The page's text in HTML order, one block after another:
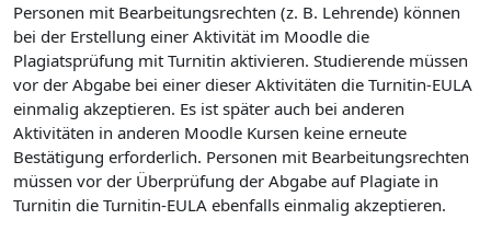
Personen mit Bearbeitungsrechten (z. B. Lehrende) können
bei der Erstellung einer Aktivität im Moodle die
Plagiatsprüfung mit Turnitin aktivieren. Studierende müssen
vor der Abgabe bei einer dieser Aktivitäten die Turnitin-EULA
einmalig akzeptieren. Es ist später auch bei anderen
Aktivitäten in anderen Moodle Kursen keine erneute
Bestätigung erforderlich. Personen mit Bearbeitungsrechten
müssen vor der Überprüfung der Abgabe auf Plagiate in
Turnitin die Turnitin-EULA ebenfalls einmalig akzeptieren.